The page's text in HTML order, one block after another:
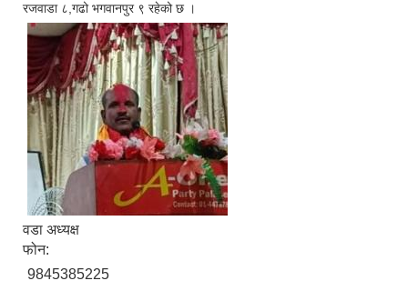
रजवाडा ८,गढो भगवानपुर ९ रहेको छ ।
वडा अध्यक्ष
फोन:
9845385225